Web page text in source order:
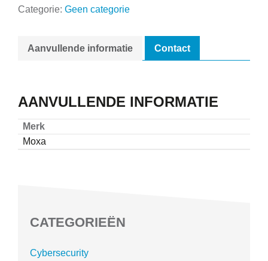
Categorie: Geen categorie
Aanvullende informatie Contact
AANVULLENDE INFORMATIE
Merk
Moxa
CATEGORIEËN
Cybersecurity